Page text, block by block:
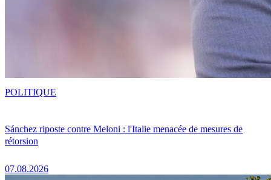
Sánchez riposte contre Meloni : l'Italie menacée de mesures de
rétorsion
07.08.2026
POLITIQUE